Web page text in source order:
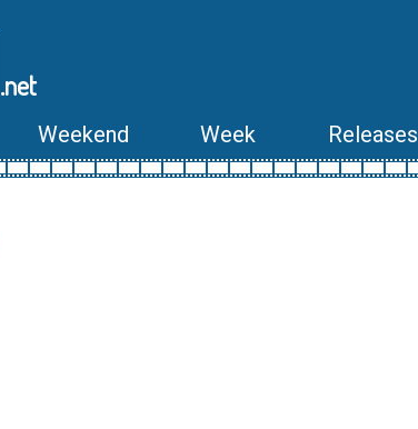
.net
Weekend Week Releases